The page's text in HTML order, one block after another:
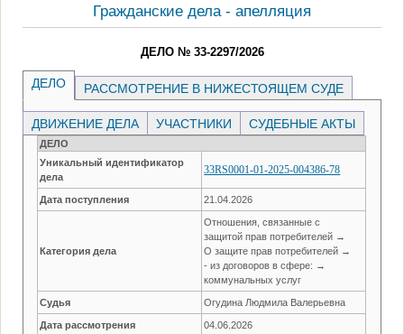
Гражданские дела - апелляция
ДЕЛО № 33-2297/2026
ДЕЛО РАССМОТРЕНИЕ В НИЖЕСТОЯЩЕМ СУДЕ
ДВИЖЕНИЕ ДЕЛА УЧАСТНИКИ СУДЕБНЫЕ АКТЫ
ДЕЛО
Уникальный идентификатор
дела
33RS0001-01-2025-004386-78
Дата поступления 21.04.2026
Категория дела
Отношения, связанные с
защитой прав потребителей →
О защите прав потребителей →
- из договоров в сфере: →
коммунальных услуг
Судья Огудина Людмила Валерьевна
Дата рассмотрения 04.06.2026